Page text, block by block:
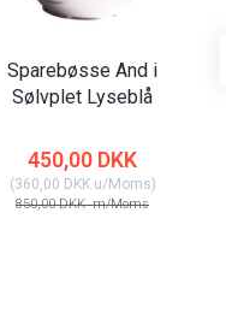
Sparebøsse And i
Sølvplet Lyseblå
450,00 DKK
(360,00 DKKu/Moms)
850,00 DKKm/Moms